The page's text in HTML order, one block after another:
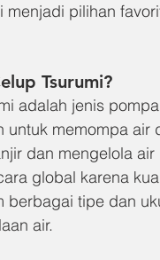
menjadi pilihan
Tsurumi?
adalah jenis
untuk memompa air
dan mengelola
global karena
berbagai tipe dan
air.